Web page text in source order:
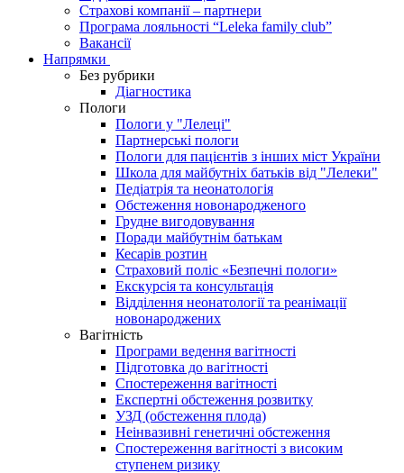
Страхові компанії – партнери
Програма лояльності “Leleka family club”
Вакансії
Напрямки
Без рубрики
Діагностика
Пологи
Пологи у "Лелеці"
Партнерські пологи
Пологи для пацієнтів з інших міст України
Школа для майбутніх батьків від "Лелеки"
Педіатрія та неонатологія
Обстеження новонародженого
Грудне вигодовування
Поради майбутнім батькам
Кесарів розтин
Страховий поліс «Безпечні пологи»
Екскурсія та консультація
Відділення неонатології та реанімації
новонароджених
Вагітність
Програми ведення вагітності
Підготовка до вагітності
Спостереження вагітності
Експертні обстеження розвитку
УЗД (обстеження плода)
Неінвазивні генетичні обстеження
Спостереження вагітності з високим
ступенем ризику